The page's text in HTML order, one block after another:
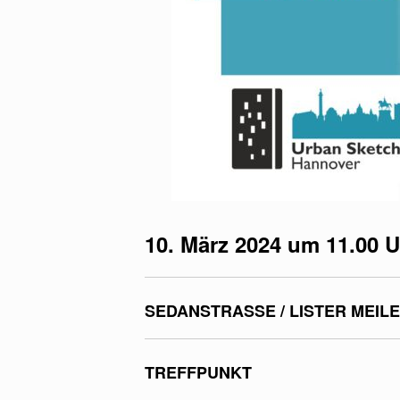
10. März 2024 um 11.00
SEDANSTRASSE / LISTER MEILE
TREFFPUNKT